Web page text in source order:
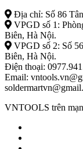
Địa chỉ: Số 86
VPGD số 1:
Biên, Hà Nội.
VPGD số 2: Số
Biên, Hà Nội.
Điện thoại:
Email:
VNTOOLS trên